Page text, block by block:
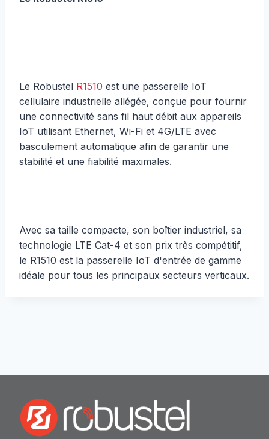
Le Robustel R1510 est une passerelle IoT
cellulaire industrielle allégée, conçue pour fournir
une connectivité sans fil haut débit aux appareils
IoT utilisant Ethernet, Wi-Fi et 4G/LTE avec
basculement automatique afin de garantir une
stabilité et une fiabilité maximales.
Avec sa taille compacte, son boîtier industriel, sa
technologie LTE Cat-4 et son prix très compétitif,
le R1510 est la passerelle IoT d'entrée de gamme
idéale pour tous les principaux secteurs verticaux.